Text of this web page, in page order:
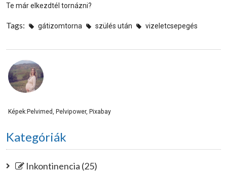
Te már elkezdtél tornázni?
Tags: gátizomtorna szülés után vizeletcsepegés
Képek:Pelvimed, Pelvipower, Pixabay
Kategóriák
Inkontinencia (25)